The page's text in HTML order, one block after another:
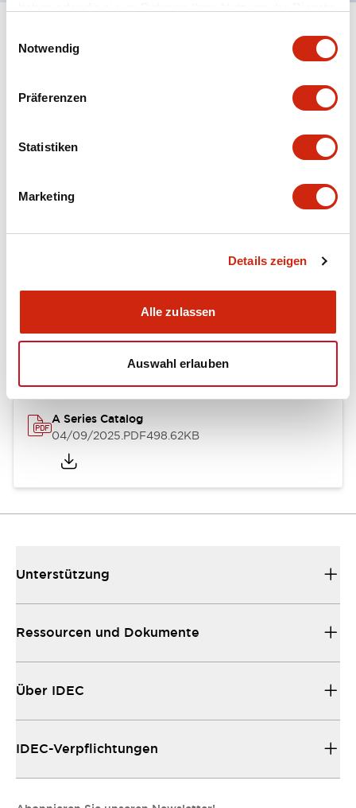
Notwendig
Präferenzen
Statistiken
Marketing
Details zeigen
Alle zulassen
Auswahl erlauben
Spezifikationen Alle erweitern+
Mounting and Installation Specifications
Dokumente und Dateien
A Series Catalog
04/09/2025.PDF498.62KB
Unterstützung
Ressourcen und Dokumente
Über IDEC
IDEC-Verpflichtungen